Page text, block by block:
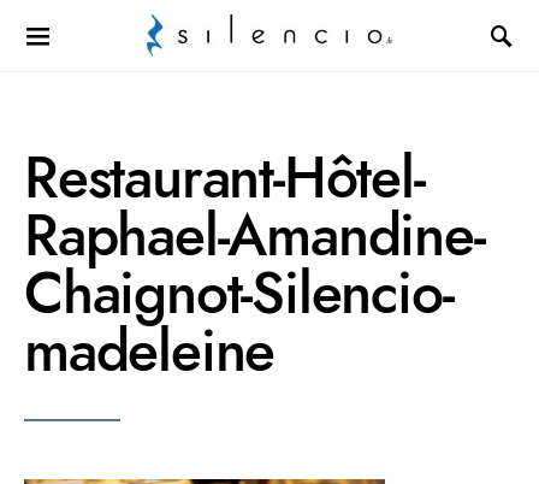
Search for:
Restaurant-Hôtel-
Raphael-Amandine-
Chaignot-Silencio-
madeleine